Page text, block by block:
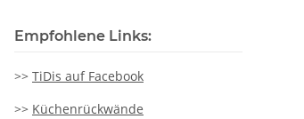
Empfohlene Links:
>> TiDis auf Facebook
>> Küchenrückwände